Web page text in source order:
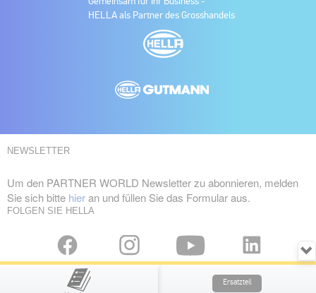
HELLA als Partner des Grosshandels
NEWSLETTER
Um den PARTNER WORLD Newsletter zu abonnieren, melden
Sie sich bitte hieran und füllen Sie das Formular aus.
FOLGEN SIE HELLA
Copyright © HELLA GmbH & Co. KGaA
Ersatzteil